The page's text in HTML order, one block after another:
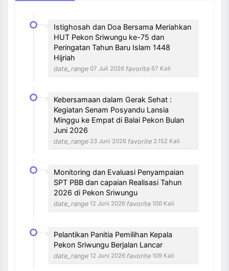
Istighosah dan Doa Bersama Meriahkan
HUT Pekon Sriwungu ke-75 dan
Peringatan Tahun Baru Islam 1448
Hijriah
date_range 07 Juli 2026 favorite 67 Kali
Kebersamaan dalam Gerak Sehat :
Kegiatan Senam Posyandu Lansia
Minggu ke Empat di Balai Pekon Bulan
Juni 2026
date_range 23 Juni 2026 favorite 2.152 Kali
Monitoring dan Evaluasi Penyampaian
SPT PBB dan capaian Realisasi Tahun
2026 di Pekon Sriwungu
date_range 12 Juni 2026 favorite 100 Kali
Pelantikan Panitia Pemilihan Kepala
Pekon Sriwungu Berjalan Lancar
date_range 12 Juni 2026 favorite 109 Kali